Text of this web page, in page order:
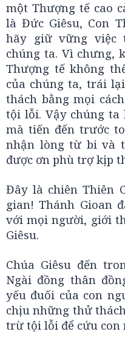
một Thượng tế cao
là Đức Giêsu, Con
hãy giữ vững việc
chúng ta. Vì chưng,
Thượng tế không
của chúng ta, trái
thách bằng mọi
tội lỗi. Vậy chúng
mà tiến đến trước
nhận lòng từ bi và
được ơn phù trợ kịp
Đây là chiên Thiên
gian! Thánh Gioan
với mọi người, giới
Giêsu.
Chúa Giêsu đến
Ngài đồng thân
yếu đuối của con
chịu những thử
trừ tội lỗi để cứu con